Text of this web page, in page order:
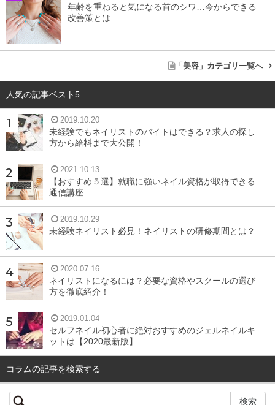
サンタベリーは北欧の植物
サンタベリーとは、北欧のラップランド（フィンランド・
スウェーデン・ノルウェー・ロシアのような寒い地域）の
森に生息する果実です。8〜9月にかけては真っ赤な実をつ
け、その他の時期は緑色をしています。
また、表面にワックスで磨いたようなツヤがあるのも特徴
の一つです。フィンランド人にとってはブルーベリーと同
じように身近な存在で、現地ではプオルッカと呼ばれてい
るようです。
サンタベリーは何に使われている？
現地ではジャムや料理に添えるソース、ジュースとして食
されています。日本でも、ジャムなどは、海外製品を扱う
スーパーで売られているところもあります。
です。特に最近は、
サンタベリーのサプリメントも発売さ
年齢を重ねると気になる首のシワ…今からできる
改善策とは
「美容」カテゴリ一覧へ
人気の記事ベスト5
2019.10.20
未経験でもネイリストのバイトはできる？求人の探し
方から給料まで大公開！
2021.10.13
【おすすめ５選】就職に強いネイル資格が取得できる
通信講座
2019.10.29
未経験ネイリスト必見！ネイリストの研修期間とは？
2020.07.16
ネイリストになるには？必要な資格やスクールの選び
方を徹底紹介！
2019.01.04
セルフネイル初心者に絶対おすすめのジェルネイルキ
ットは【2020最新版】
コラムの記事を検索する